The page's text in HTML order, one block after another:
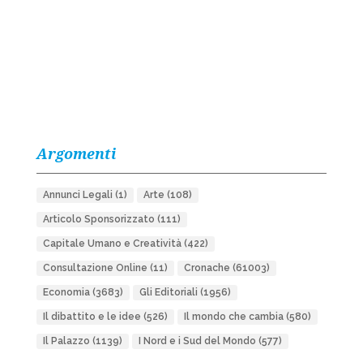
Argomenti
Annunci Legali (1) Arte (108)
Articolo Sponsorizzato (111)
Capitale Umano e Creatività(422)
Consultazione Online (11) Cronache (61003)
Economia(3683) Gli Editoriali (1956)
Il dibattito e le idee (526) Il mondo che cambia(580)
Il Palazzo (1139) I Nord e i Sud del Mondo (577)